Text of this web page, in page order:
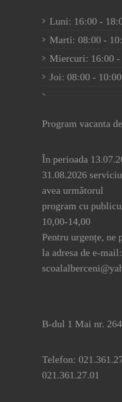
Luni: 16:00 -
Marti: 08:00 -
Miercuri: 16:00 -
Joi: 08:00 - 10:00
Program vacanta
În perioada
31.08.2026
avea următorul
program cu
10,00-14,00
Pentru urgențe, ne
la adresa de e-mail:
B-dul 1 Mai nr. 264
Telefon:
021.361.27.01